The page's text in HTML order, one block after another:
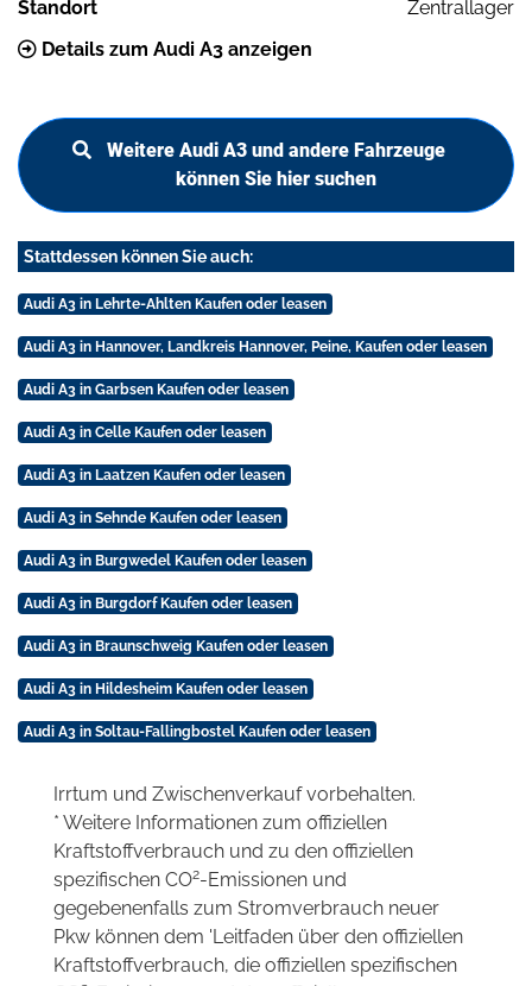
Standort
Zentrallager
Details zum Audi A3 anzeigen
Weitere Audi A3 und andere Fahrzeuge
können Sie hier suchen
Stattdessen können Sie auch:
Audi A3 in Lehrte-Ahlten Kaufen oder leasen
Audi A3 in Hannover, Landkreis Hannover, Peine, Kaufen oder leasen
Audi A3 in Garbsen Kaufen oder leasen
Audi A3 in Celle Kaufen oder leasen
Audi A3 in Laatzen Kaufen oder leasen
Audi A3 in Sehnde Kaufen oder leasen
Audi A3 in Burgwedel Kaufen oder leasen
Audi A3 in Burgdorf Kaufen oder leasen
Audi A3 in Braunschweig Kaufen oder leasen
Audi A3 in Hildesheim Kaufen oder leasen
Audi A3 in Soltau-Fallingbostel Kaufen oder leasen
Irrtum und Zwischenverkauf vorbehalten.
* Weitere Informationen zum offiziellen
Kraftstoffverbrauch und zu den offiziellen
spezifischen CO2-Emissionen und
gegebenenfalls zum Stromverbrauch neuer
Pkw können dem 'Leitfaden über den offiziellen
Kraftstoffverbrauch, die offiziellen spezifischen